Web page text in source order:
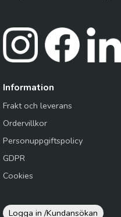
Information
Frakt och leverans
Ordervillkor
Personuppgiftspolicy
GDPR
Cookies
Logga in /Kundansökan